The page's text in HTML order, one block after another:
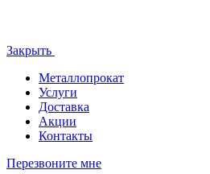
Закрыть
Металлопрокат
Услуги
Доставка
Акции
Контакты
Перезвоните мне